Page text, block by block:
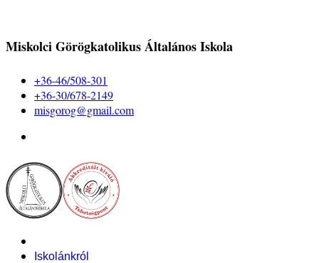
Miskolci Görögkatolikus Általános Iskola
+36-46/508-301
+36-30/678-2149
misgorog@gmail.com
Iskolánkról